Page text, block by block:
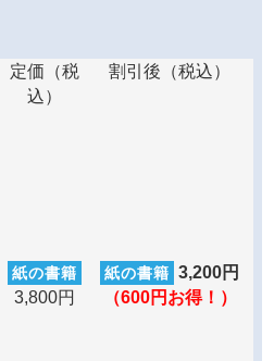
定価（税
込）
割引後（税込）
紙の書籍
3,800円
紙の書籍 3,200円
（600円お得！）